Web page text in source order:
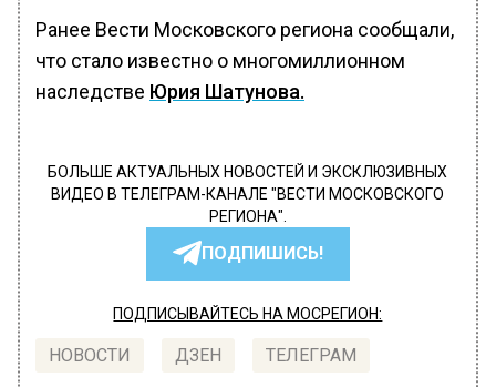
Ранее Вести Московского региона сообщали,
что стало известно о многомиллионном
наследстве Юрия Шатунова.
БОЛЬШЕ АКТУАЛЬНЫХ НОВОСТЕЙ И ЭКСКЛЮЗИВНЫХ
ВИДЕО В ТЕЛЕГРАМ-КАНАЛЕ "ВЕСТИ МОСКОВСКОГО
РЕГИОНА".
ПОДПИШИСЬ!
ПОДПИСЫВАЙТЕСЬ НА МОСРЕГИОН:
НОВОСТИ ДЗЕН ТЕЛЕГРАМ